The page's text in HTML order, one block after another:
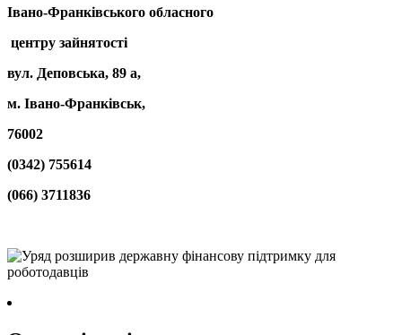
Івано-Франківського обласного
центру зайнятості
вул. Деповська, 89 а,
м. Івано-Франківськ,
76002
(0342) 755614
(066) 3711836